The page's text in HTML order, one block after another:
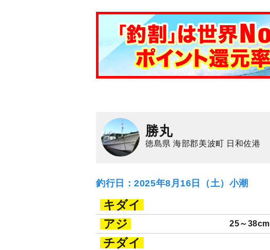
勝丸
徳島県 海部郡美波町 日和佐港
釣行日：2025年8月16日（土）小潮
キダイ
アジ
25～38cm
チダイ